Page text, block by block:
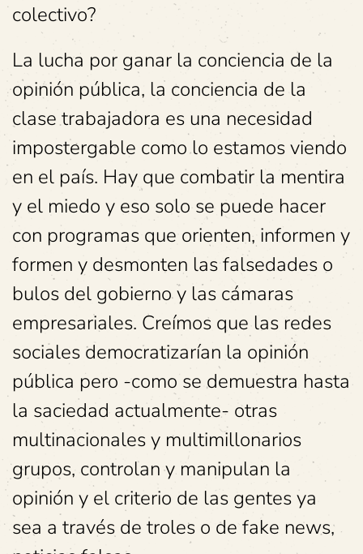
colectivo?
La lucha por ganar la conciencia de la
opinión pública, la conciencia de la
clase trabajadora es una necesidad
impostergable como lo estamos viendo
en el país. Hay que combatir la mentira
y el miedo y eso solo se puede hacer
con programas que orienten, informen y
formen y desmonten las falsedades o
bulos del gobierno y las cámaras
empresariales. Creímos que las redes
sociales democratizarían la opinión
pública pero -como se demuestra hasta
la saciedad actualmente- otras
multinacionales y multimillonarios
grupos, controlan y manipulan la
opinión y el criterio de las gentes ya
sea a través de troles o de fake news,